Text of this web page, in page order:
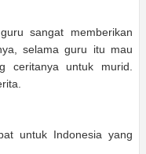
sangat memberikan
selama guru itu mau
ceritanya untuk murid.
untuk Indonesia yang